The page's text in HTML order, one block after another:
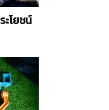
โยชน์